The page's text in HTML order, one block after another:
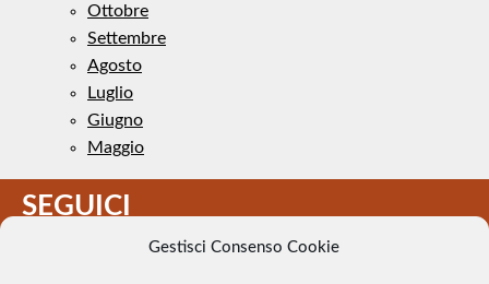
Gestisci Consenso Cookie
Ottobre
Settembre
Agosto
Luglio
Giugno
Maggio
SEGUICI